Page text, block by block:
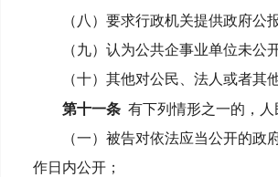
（八）要求行政机关提供政府公
（九）认为公共企事业单位未公开
（十）其他对公民、法人或者其
第十一条 有下列情形之一的，
（一）被告对依法应当公开的政府
作日内公开；